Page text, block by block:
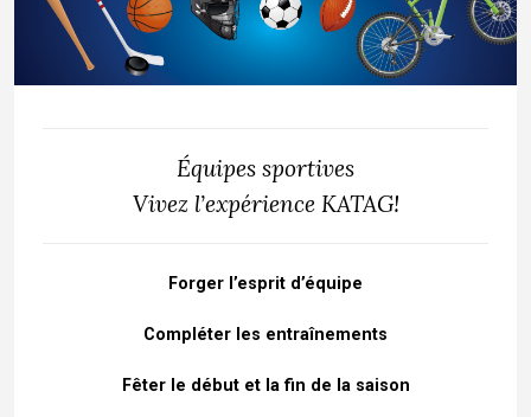
Équipes sportives
Vivez l’expérience KATAG!
Forger l’esprit d’équipe
Compléter les entraînements
Fêter le début et la fin de la saison